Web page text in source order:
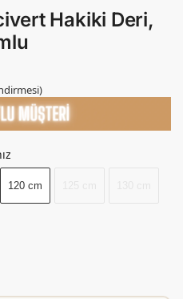
Hakiki Deri,
120 cm